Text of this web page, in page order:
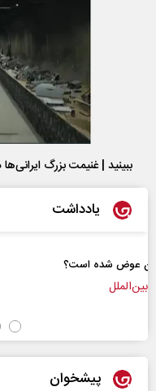
ببینید | غنیمت بزرگ
یادداشت
پیشخوان